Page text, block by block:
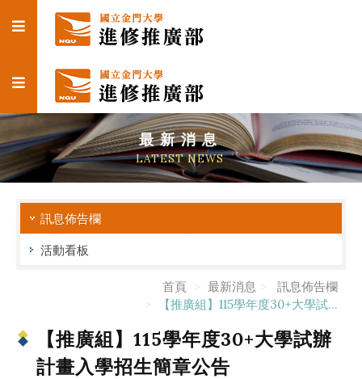
最新消息
LATEST NEWS
訊息佈告欄
活動看板
首頁 最新消息
訊息佈告欄
【推廣組】115學年度30+大學試...
【推廣組】115學年度30+大學試辦
計畫入學招生簡章公告